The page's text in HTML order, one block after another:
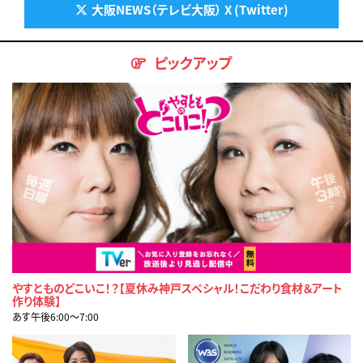
大阪NEWS（テレビ大阪） X (Twitter)
ピックアップ
やすとものどこいこ！？【夏休み神戸スペシャル！こだわり食材＆アート
作り体験】
あす午後6:00〜7:00